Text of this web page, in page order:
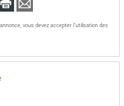
vous devez accepter l'utilisation des